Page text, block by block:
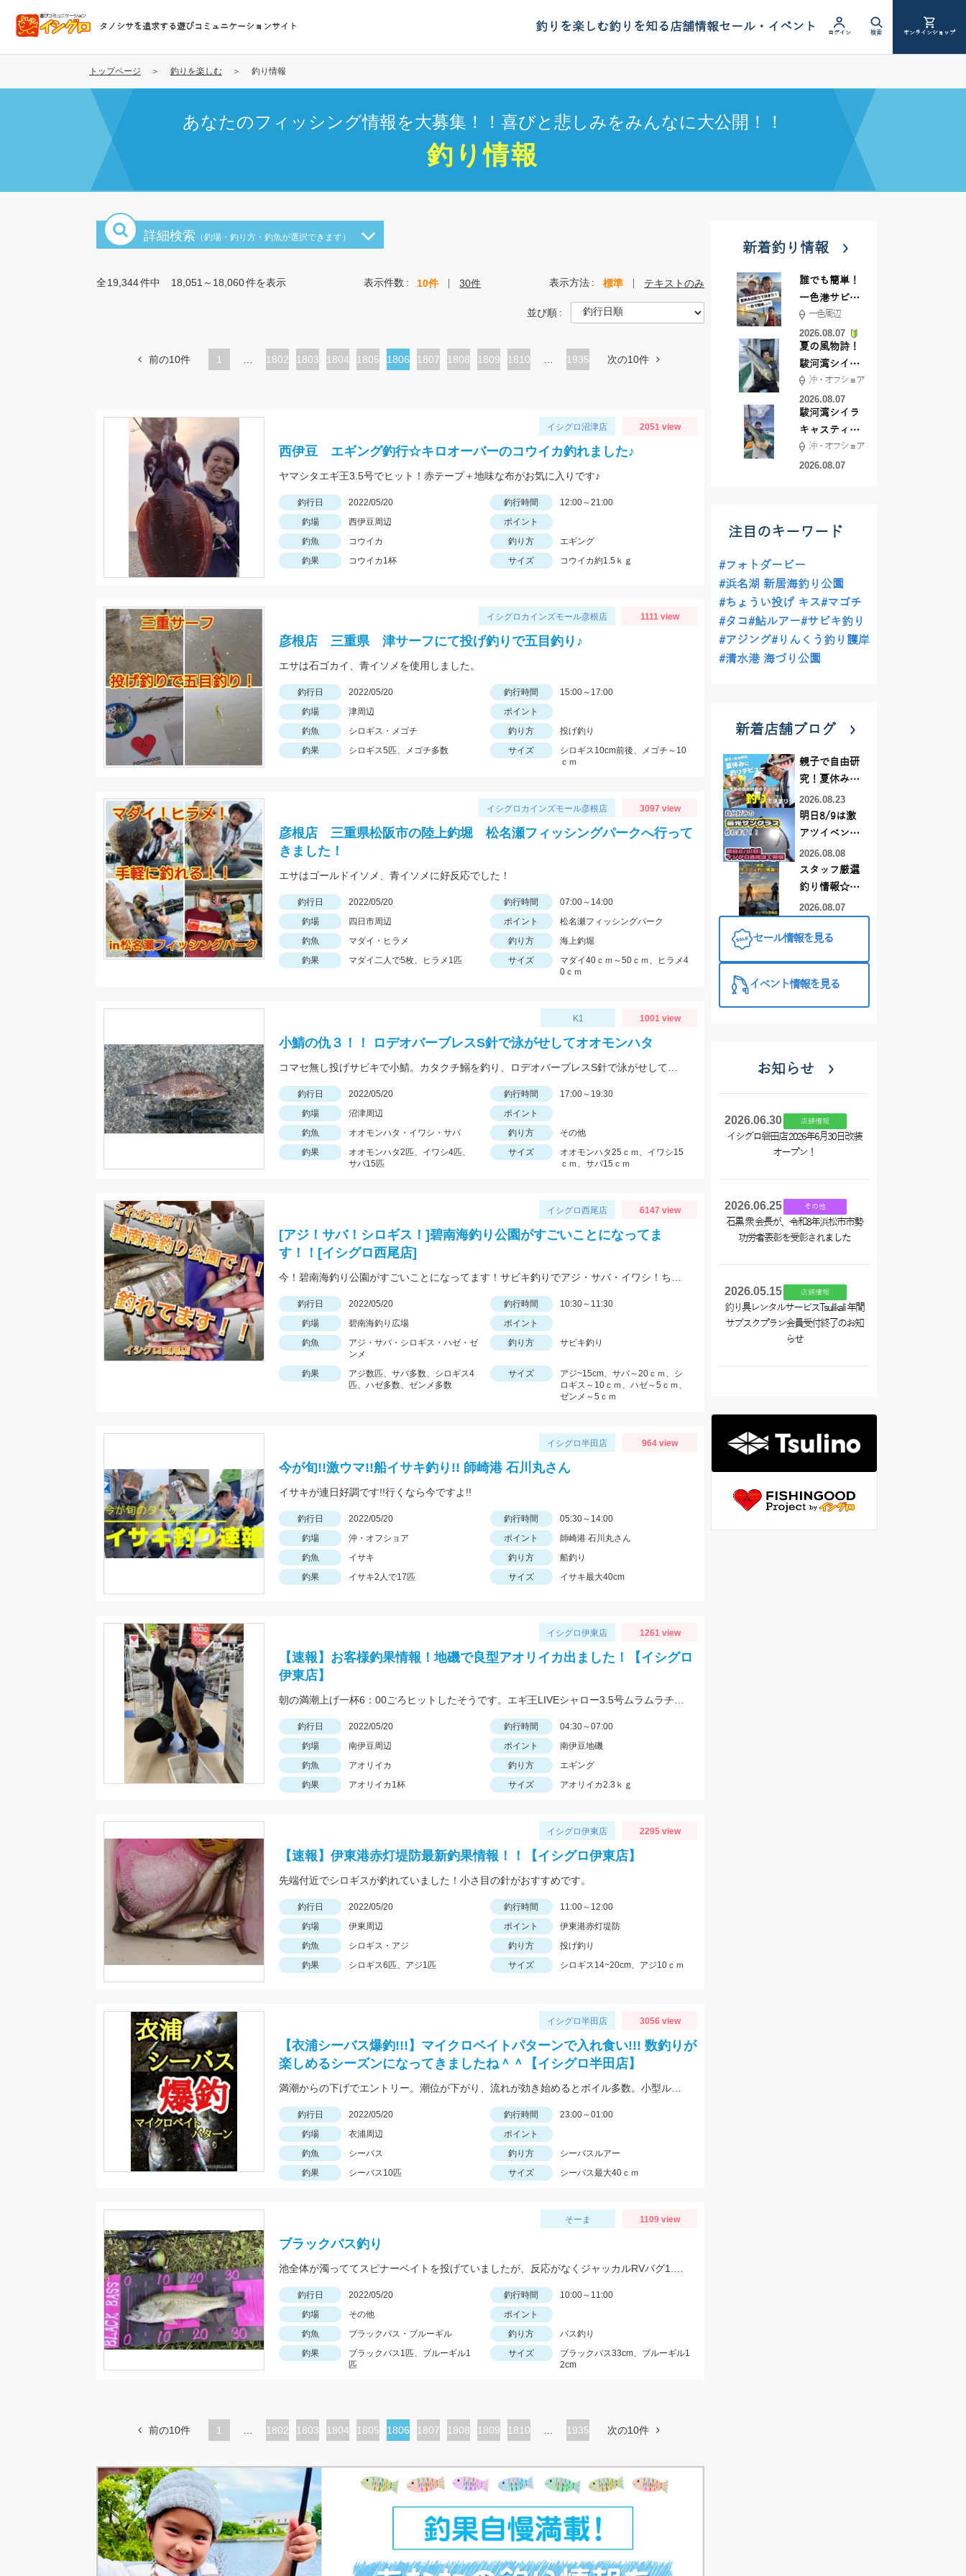
コ
テ
タノシサを追求する遊びコミュニケーションサイト 釣りを楽しむ釣りを知る店舗情報セール・イベント ログイン 検索 オンラインショップ
トップページ 釣りを楽しむ 釣り情報
あなたのフィッシング情報を大募集！！喜びと悲しみをみんなに大公開！！
釣り情報
詳細検索 （釣場・釣り方・釣魚が選択できます）
全19,344件中 18,051～18,060件を表示 表示件数 10件 30件 表示方法 標準 テキストのみ
並び順
前の10件 1
ペ
1802
ペ
1803
ペ
1804
ペ
1805
カ
ペ
1806
ペ
1807
ペ
1808
ペ
1809
ペ
1810 1935 次の10件
イシグロ沼津店 2051 view
西伊豆 エギング釣行☆キロオーバーのコウイカ釣れました♪
ヤマシタエギ王3.5号でヒット！赤テープ＋地味な布がお気に入りです♪
釣行日 2022/05/20 釣行時間
12:00～21:00
釣場
西伊豆周辺
ポイント
釣魚
コウイカ 釣り方
エギング
釣果
コウイカ1杯 サイズ コウイカ約1.5ｋｇ
イシグロカインズモール彦根店 1111 view
彦根店 三重県 津サーフにて投げ釣りで五目釣り♪
エサは石ゴカイ、青イソメを使用しました。
釣行日 2022/05/20 釣行時間
15:00～17:00
釣場
津周辺
ポイント
釣魚
シロギス・メゴチ 釣り方
投げ釣り
釣果
シロギス5匹、メゴチ多数 サイズ
シロギス10cm前後、メゴチ～10
ｃｍ
イシグロカインズモール彦根店 3097 view
彦根店 三重県松阪市の陸上釣堀 松名瀬フィッシングパークへ行って
きました！
エサはゴールドイソメ、青イソメに好反応でした！
釣行日 2022/05/20 釣行時間
07:00～14:00
釣場
四日市周辺 ポイント
松名瀬フィッシングパーク
釣魚
マダイ・ヒラメ 釣り方
海上釣堀
釣果
マダイ二人で5枚、ヒラメ1匹 サイズ
マダイ40ｃｍ～50ｃｍ、ヒラメ4
0ｃｍ
K1 1001 view
小鯖の仇３！！ ロデオバーブレスS針で泳がせしてオオモンハタ
釣行日 2022/05/20 釣行時間
17:00～19:30
釣場
沼津周辺
ポイント
釣魚
オオモンハタ・イワシ・サバ 釣り方
その他
釣果
オオモンハタ2匹、イワシ4匹、
サバ15匹
サイズ
オオモンハタ25ｃｍ、イワシ15
ｃｍ、サバ15ｃｍ
イシグロ西尾店 6147 view
[アジ！サバ！シロギス！]碧南海釣り公園がすごいことになってま
す！！[イシグロ西尾店]
釣行日 2022/05/20 釣行時間
10:30～11:30
釣場
碧南海釣り広場
ポイント
釣魚
アジ・サバ・シロギス・ハゼ・ゼ
ンメ
釣り方 サビキ釣り
釣果
アジ数匹、サバ多数、シロギス4
匹、ハゼ多数、ゼンメ多数
サイズ
アジ~15cm、サバ～20ｃｍ、シ
ロギス～10ｃｍ、ハゼ～5ｃｍ、
ゼンメ～5ｃｍ
イシグロ半田店 964 view
今が旬!!激ウマ!!船イサキ釣り!! 師崎港 石川丸さん
イサキが連日好調です!!行くなら今ですよ!!
釣行日 2022/05/20 釣行時間
05:30～14:00
釣場
沖・オフショア ポイント
師崎港 石川丸さん
釣魚
イサキ 釣り方
船釣り
釣果
イサキ2人で17匹 サイズ イサキ最大40cm
イシグロ伊東店 1261 view
【速報】お客様釣果情報！地磯で良型アオリイカ出ました！【イシグロ
伊東店】
釣行日 2022/05/20 釣行時間
04:30～07:00
釣場
南伊豆周辺 ポイント
南伊豆地磯
釣魚
アオリイカ 釣り方
エギング
釣果
アオリイカ1杯 サイズ アオリイカ2.3ｋｇ
イシグロ伊東店 2295 view
【速報】伊東港赤灯堤防最新釣果情報！！【イシグロ伊東店】
先端付近でシロギスが釣れていました！小さ目の針がおすすめです。
釣行日 2022/05/20 釣行時間
11:00～12:00
釣場
伊東周辺 ポイント
伊東港赤灯堤防
釣魚
シロギス・アジ 釣り方
投げ釣り
釣果
シロギス6匹、アジ1匹 サイズ シロギス14~20cm、アジ10ｃｍ
イシグロ半田店 3056 view
【衣浦シーバス爆釣!!!】マイクロベイトパターンで入れ食い!!! 数釣りが
楽しめるシーズンになってきましたね＾＾【イシグロ半田店】
釣行日 2022/05/20 釣行時間
23:00～01:00
釣場
衣浦周辺
ポイント
釣魚
シーバス 釣り方
シーバスルアー
釣果
シーバス10匹 サイズ シーバス最大40ｃｍ
そーま 1109 view
ブラックバス釣り
釣行日 2022/05/20 釣行時間
10:00～11:00
釣場
その他
ポイント
釣魚
ブラックバス・ブルーギル 釣り方
バス釣り
釣果
ブラックバス1匹、ブルーギル1
匹
サイズ
ブラックバス33cm、ブルーギル1
2cm
前の10件 1
ペ
1802
ペ
ジ
1803
ペ
1804
ペ
1805
カ
ト
ジ
1806
ペ
1807
ペ
1808
ペ
1809
ペ
1810 1935 次の10件
新着釣り情報
誰でも簡単！
一色港サビキ
＆ちょい投げ
一色周辺
2026.08.07
夏の風物詩！
駿河湾シイラ
キャスティン
グ行ってきま
した！！
沖・オフショア
2026.08.07
駿河湾シイラ
キャスティン
グ行ってきま
した！
沖・オフショア
2026.08.07
注目のキーワード
#フォトダービー
#浜名湖 新居海釣り公園
#ちょうい投げ キス#マゴチ
#タコ#鮎ルアー#サビキ釣り
#アジング#りんくう釣り護岸
#清水港 海づり公園
新着店舗ブログ
親子で自由研
究！夏休みに
釣りデビュー
2026.08.23
明日8/9は激
アツイベント
日！！！～オ
ーダー偏光グ
ラス受注会～
2026.08.08
スタッフ厳選
釣り情報☆彡
連休は何釣り
♪【イシグロ
2026.08.07
セール情報を見る
イベント情報を見る
お知らせ
2026.06.30 店舗情報
イシグロ磐田店 2026年6月30日改装
オープン！
2026.06.25 その他
石黒 衆 会長が、令和8年浜松市市勢
功労者表彰を受彰されました
2026.05.15 店舗情報
釣り具レンタルサービスTsulikali 年間
サブスクプラン会員受付終了のお知
らせ